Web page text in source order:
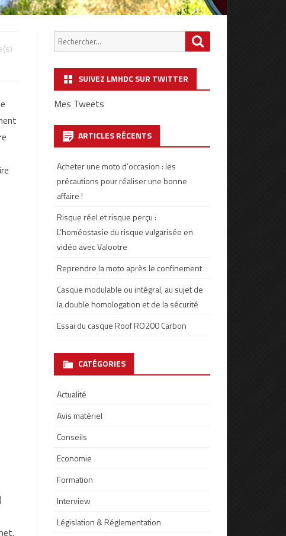
Chercher
:
SUIVEZ LMHDC SUR TWITTER
Mes Tweets
ARTICLES RÉCENTS
Acheter une moto d’occasion : les
précautions pour réaliser une bonne
affaire !
Risque réel et risque perçu :
L’homéostasie du risque vulgarisée en
vidéo avec Valootre
Reprendre la moto après le confinement
Casque modulable ou intégral, au sujet de
la double homologation et de la sécurité
Essai du casque Roof RO200 Carbon
CATÉGORIES
Actualité
Avis matériel
Conseils
Economie
Formation
Interview
Législation & Réglementation